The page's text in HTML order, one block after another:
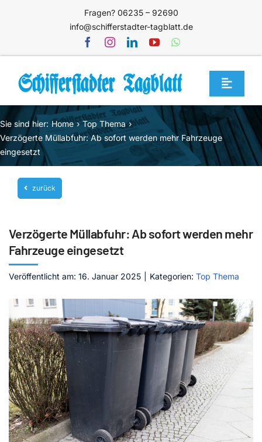
Fragen? 06235 – 92690
info@schifferstadter-tagblatt.de
Toggle
Home
Themen
Blog
Unternehmen
Mediathek
Jetzt abonnieren
Kontakt
Sie sind hier: Home
Top Thema
Verzögerte Müllabfuhr: Ab sofort werden mehr Fahrzeuge
eingesetzt
zurück
Verzögerte Müllabfuhr: Ab sofort werden mehr
Fahrzeuge eingesetzt
Veröffentlicht am: 16. Januar 2025 Kategorien: Top Thema